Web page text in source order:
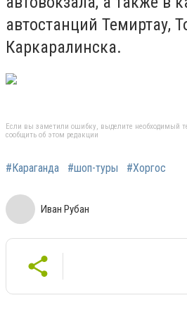
автостанций Темиртау,
Каркаралинска.
Если вы заметили ошибку, выделите необходимый
сообщить об этом редакции
#Караганда #шоп-туры #Хоргос
Иван Рубан